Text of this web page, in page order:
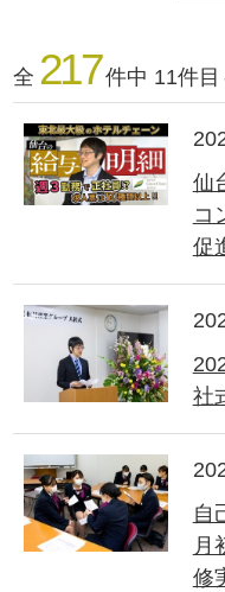
全 217 件中 11件目
仙
コ
促
社
自
月
修